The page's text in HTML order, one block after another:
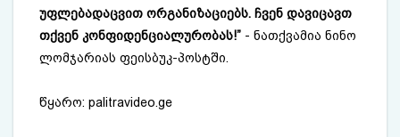
უფლებადაცვით ორგანიზაციებს. ჩვენ დავიცავთ
თქვენ კონფიდენციალურობას!” - ნათქვამია ნინო
ლომჯარიას ფეისბუკ-პოსტში.
წყარო: ​palitravideo.ge